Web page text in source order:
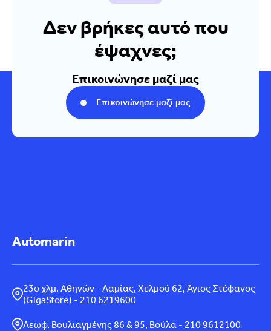
Δεν βρήκες αυτό που
έψαχνες;
Επικοινώνησε μαζί μας
Επικοινώνησε μαζί μας
Automarin
23ο χλμ. Αθηνών - Λαμίας, Χελμού 62, Άγιος Στέφανος
(GigaStore) - 210 6219600
Λεωφ. Βουλιαγμένης 86 & 95, Βούλα - 210 9612100